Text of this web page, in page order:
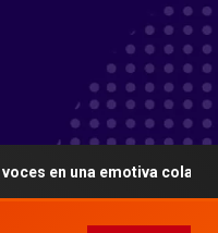
una emotiva colaboración